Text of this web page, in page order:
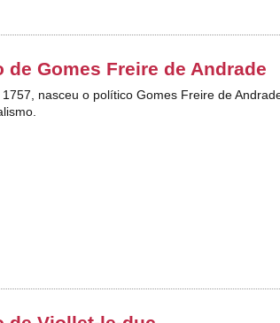
de Gomes Freire de Andrade
nasceu o político Gomes Freire de